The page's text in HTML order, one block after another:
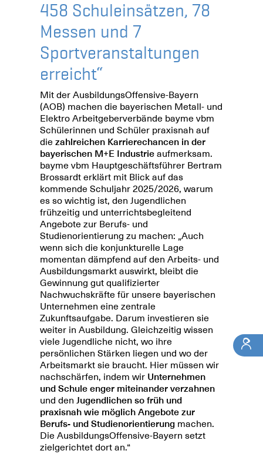
458 Schuleinsätzen, 78
Messen und 7
Sportveranstaltungen
erreicht“
Mit der AusbildungsOffensive-Bayern
(AOB) machen die bayerischen Metall- und
Elektro Arbeitgeberverbände bayme vbm
Schülerinnen und Schüler praxisnah auf
die zahlreichen Karrierechancen in der
bayerischen M+E Industrie aufmerksam.
bayme vbm Hauptgeschäftsführer Bertram
Brossardt erklärt mit Blick auf das
kommende Schuljahr 2025/2026, warum
es so wichtig ist, den Jugendlichen
frühzeitig und unterrichtsbegleitend
Angebote zur Berufs- und
Studienorientierung zu machen: „Auch
wenn sich die konjunkturelle Lage
momentan dämpfend auf den Arbeits- und
Ausbildungsmarkt auswirkt, bleibt die
Gewinnung gut qualifizierter
Nachwuchskräfte für unsere bayerischen
Unternehmen eine zentrale
Zukunftsaufgabe. Darum investieren sie
weiter in Ausbildung. Gleichzeitig wissen
viele Jugendliche nicht, wo ihre
persönlichen Stärken liegen und wo der
Arbeitsmarkt sie braucht. Hier müssen wir
nachschärfen, indem wir Unternehmen
und Schule enger miteinander verzahnen
und den Jugendlichen so früh und
praxisnah wie möglich Angebote zur
Berufs- und Studienorientierung machen.
Die AusbildungsOffensive-Bayern setzt
zielgerichtet dort an.“